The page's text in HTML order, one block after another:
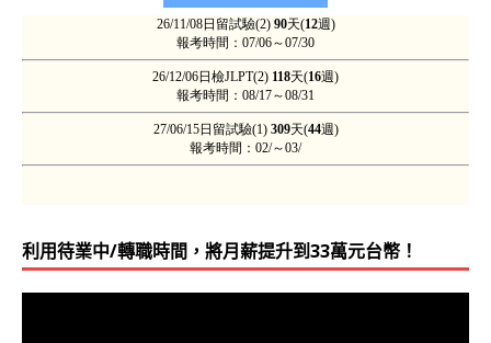
利用待業中/轉職時間，將月薪提升到33萬元台幣！